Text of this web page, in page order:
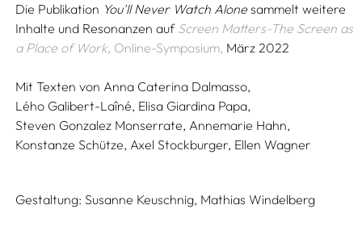
Die Publikation You'll Never Watch Alone sammelt weitere
Inhalte und Resonanzen auf Screen Matters-The Screen as
a Place of Work, Online-Symposium, März 2022
Mit Texten von Anna Caterina Dalmasso,
Lého Galibert-Laîné, Elisa Giardina Papa,
Steven Gonzalez Monserrate, Annemarie Hahn,
Konstanze Schütze, Axel Stockburger, Ellen Wagner
Gestaltung: Susanne Keuschnig, Mathias Windelberg